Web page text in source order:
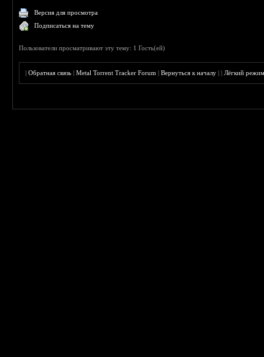
Версия для просмотра
Подписаться на тему
Пользователи просматривают эту тему: 1 Гость(ей)
|Обратная связь |Metal Torrent Tracker Forum |Вернуться к началу ||Лёгкий